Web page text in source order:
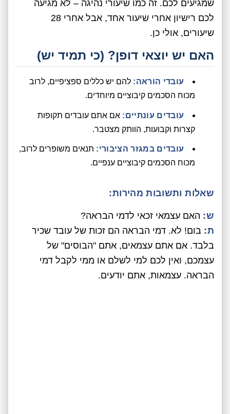
שמגיעים לכם. זה כמו שיעורי נהיגה – לא מגיעה
לכם רישיון אחרי שיעור אחד, אבל אחרי 28
שיעורים, אולי כן.
האם יש יוצאי דופן? (כי תמיד יש)
עובדי הוראה: להם יש כללים ספציפיים, לרוב
מכוח הסכמים קיבוציים מיוחדים.
עובדים עונתיים: אם אתם עובדים תקופות
קצרות וקבועות, הוותק מצטבר.
עובדים במגזר הציבורי: תנאים משופרים לרוב,
מכוח הסכמים קיבוציים ענפיים.
שאלות ותשובות מהירות:
ש: האם עצמאי זכאי לדמי הבראה?
ת: בום! לא. דמי הבראה הם זכות של עובד שכיר
בלבד. אם אתם עצמאים, אתם "הבוסים" של
עצמכם, ואין לכם למי לשלם או ממי לקבל דמי
הבראה. עצמאות, אתם יודעים.